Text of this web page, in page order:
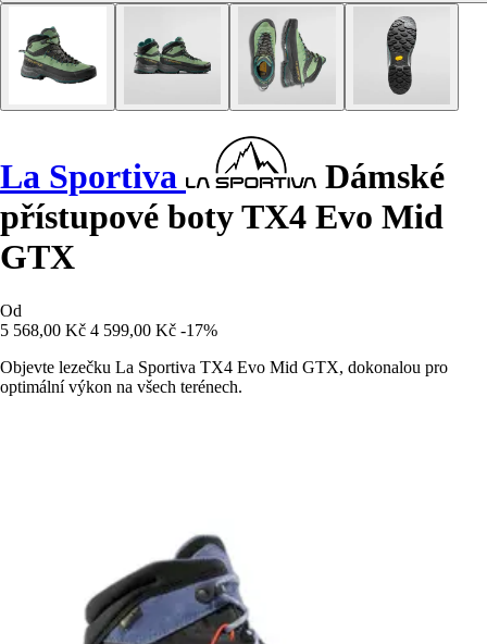
La Sportiva
Dámské
přístupové boty TX4 Evo Mid
GTX
Od
5 568,00 Kč 4 599,00 Kč -17%
Objevte lezečku La Sportiva TX4 Evo Mid GTX, dokonalou pro
optimální výkon na všech terénech.